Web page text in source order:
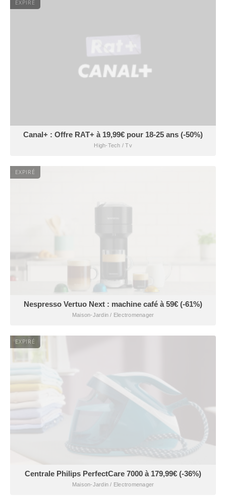
EXPIRÉ
Canal+ : Offre RAT+ à 19,99€ pour 18-25 ans (-50%)
High-Tech / Tv
EXPIRÉ
Nespresso Vertuo Next : machine café à 59€ (-61%)
Maison-Jardin / Electromenager
EXPIRÉ
Centrale Philips PerfectCare 7000 à 179,99€ (-36%)
Maison-Jardin / Electromenager